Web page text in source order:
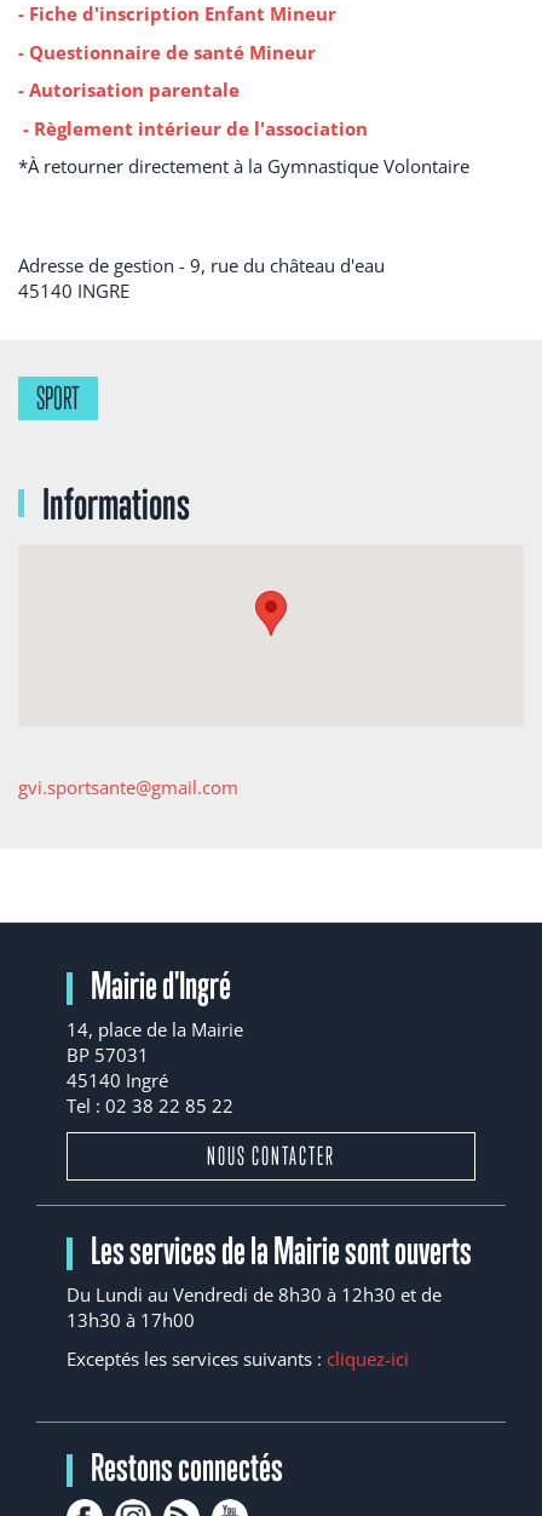
- Fiche d'inscription Enfant Mineur
- Questionnaire de santé Mineur
- Autorisation parentale
- Règlement intérieur de l'association
*À retourner directement à la Gymnastique Volontaire
Adresse de gestion - 9, rue du château d'eau
45140 INGRE
SPORT
Informations
gvi.sportsante@gmail.com
Mairie d'Ingré
14, place de la Mairie
BP 57031
45140 Ingré
Tel : 02 38 22 85 22
NOUS CONTACTER
Les services de la Mairie sont ouverts
Du Lundi au Vendredi de 8h30 à 12h30 et de
13h30 à 17h00
Exceptés les services suivants : cliquez-ici
Restons connectés